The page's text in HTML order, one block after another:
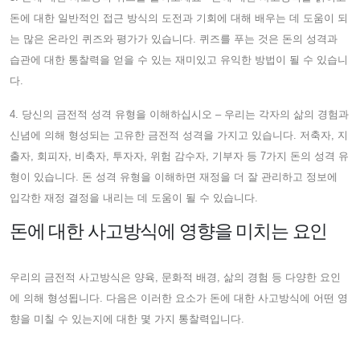
돈에 대한 일반적인 접근 방식의 도전과 기회에 대해 배우는 데 도움이 되
는 많은 온라인 퀴즈와 평가가 있습니다. 퀴즈를 푸는 것은 돈의 성격과
습관에 대한 통찰력을 얻을 수 있는 재미있고 유익한 방법이 될 수 있습니
다.
4. 당신의 금전적 성격 유형을 이해하십시오 – 우리는 각자의 삶의 경험과
신념에 의해 형성되는 고유한 금전적 성격을 가지고 있습니다. 저축자, 지
출자, 회피자, 비축자, 투자자, 위험 감수자, 기부자 등 7가지 돈의 성격 유
형이 있습니다. 돈 성격 유형을 이해하면 재정을 더 잘 관리하고 정보에
입각한 재정 결정을 내리는 데 도움이 될 수 있습니다.
돈에 대한 사고방식에 영향을 미치는 요인
우리의 금전적 사고방식은 양육, 문화적 배경, 삶의 경험 등 다양한 요인
에 의해 형성됩니다. 다음은 이러한 요소가 돈에 대한 사고방식에 어떤 영
향을 미칠 수 있는지에 대한 몇 가지 통찰력입니다.